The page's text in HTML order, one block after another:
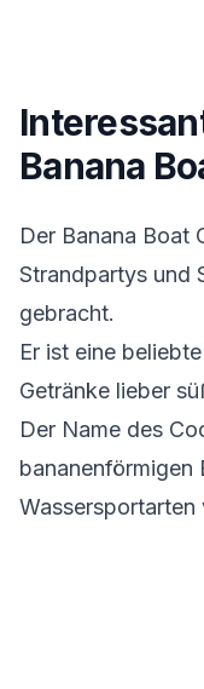
Banana
Der Banana Boat
Strandpartys und
gebracht.
Er ist eine
Getränke lieber
Der Name des
bananenförmigen